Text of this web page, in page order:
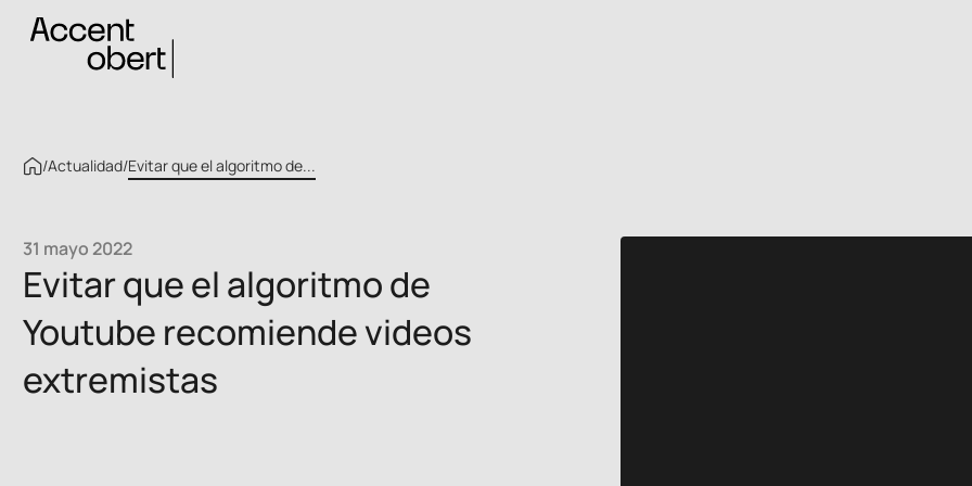
/Actualidad/Evitar que el algoritmo de...
31 mayo 2022
Evitar que el algoritmo de
Youtube recomiende videos
extremistas